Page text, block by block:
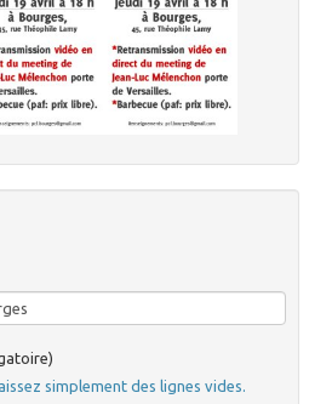
simplement des lignes vides.